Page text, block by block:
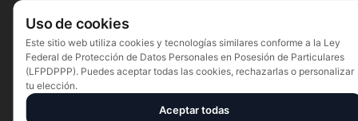
Uso de cookies
Este sitio web utiliza cookies y tecnologías similares conforme a la Ley
Federal de Protección de Datos Personales en Posesión de Particulares
(LFPDPPP). Puedes aceptar todas las cookies, rechazarlas o personalizar
tu elección.
Aceptar todas